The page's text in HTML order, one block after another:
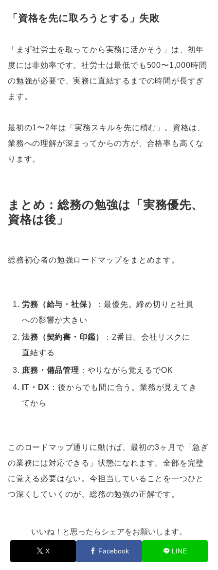
「資格を先に取ろうとする」失敗
「まず社労士を取ってから実務に活かそう」は、初年
度には非効率です。社労士は最低でも500〜1,000時間
の勉強が必要で、実務に直結するまでの時間が長すぎ
ます。
最初の1〜2年は「実務スキルを先に積む」。資格は、
業務への理解が深まってからの方が、合格率も高くな
ります。
まとめ：総務の勉強は「実務優先、
資格は後」
総務初心者の勉強ロードマップをまとめます。
労務（給与・社保）
：最優先。締め切りと社員
への影響が大きい
法務（契約書・印鑑）
：2番目。会社リスクに
直結する
庶務・備品管理 ：やりながら覚えるでOK
IT・DX ：後からでも間に合う。業務が見えてき
てから
このロードマップ通りに動けば、最初の3ヶ月で「急ぎ
の業務には対応できる」状態になれます。全部を完璧
に覚える必要はない。今担当していることを一つひと
つ深くしていくのが、総務の勉強の正解です。
いいね！と思ったらシェアをお願いします。
X Facebook LINE